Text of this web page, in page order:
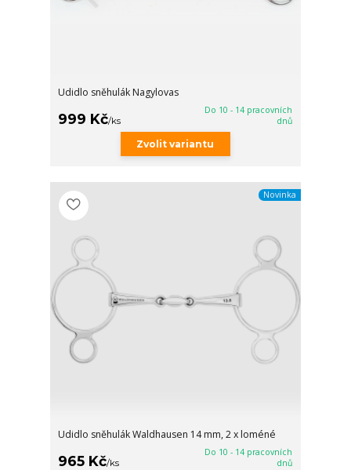
Udidlo sněhulák Nagylovas
999 Kč/ks
Do 10 - 14 pracovních
dnů
Zvolit variantu
Novinka
Udidlo sněhulák Waldhausen 14 mm, 2 x loméné
965 Kč/ks
Do 10 - 14 pracovních
dnů